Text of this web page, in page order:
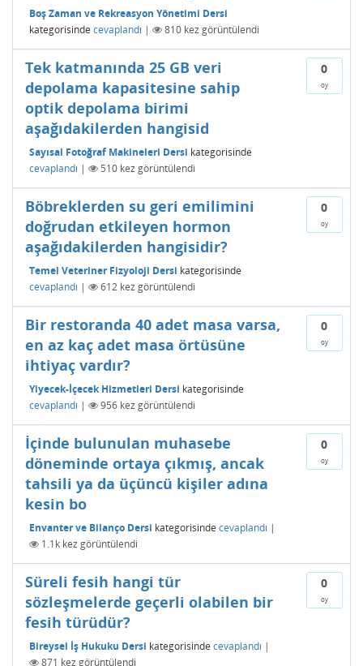
Boş Zaman ve Rekreasyon Yönetimi Dersi
kategorisinde cevaplandı | 810 kez görüntülendi
0
oy
Tek katmanında 25 GB veri
depolama kapasitesine sahip
optik depolama birimi
aşağıdakilerden hangisid
Sayısal Fotoğraf Makineleri Dersi kategorisinde
cevaplandı | 510 kez görüntülendi
0
oy
Böbreklerden su geri emilimini
doğrudan etkileyen hormon
aşağıdakilerden hangisidir?
Temel Veteriner Fizyoloji Dersi kategorisinde
cevaplandı | 612 kez görüntülendi
0
oy
Bir restoranda 40 adet masa varsa,
en az kaç adet masa örtüsüne
ihtiyaç vardır?
Yiyecek-İçecek Hizmetleri Dersi kategorisinde
cevaplandı | 956 kez görüntülendi
0
oy
İçinde bulunulan muhasebe
döneminde ortaya çıkmış, ancak
tahsili ya da üçüncü kişiler adına
kesin bo
Envanter ve Bilanço Dersi kategorisinde cevaplandı |
1.1k kez görüntülendi
0
oy
Süreli fesih hangi tür
sözleşmelerde geçerli olabilen bir
fesih türüdür?
Bireysel İş Hukuku Dersi kategorisinde cevaplandı |
871 kez görüntülendi